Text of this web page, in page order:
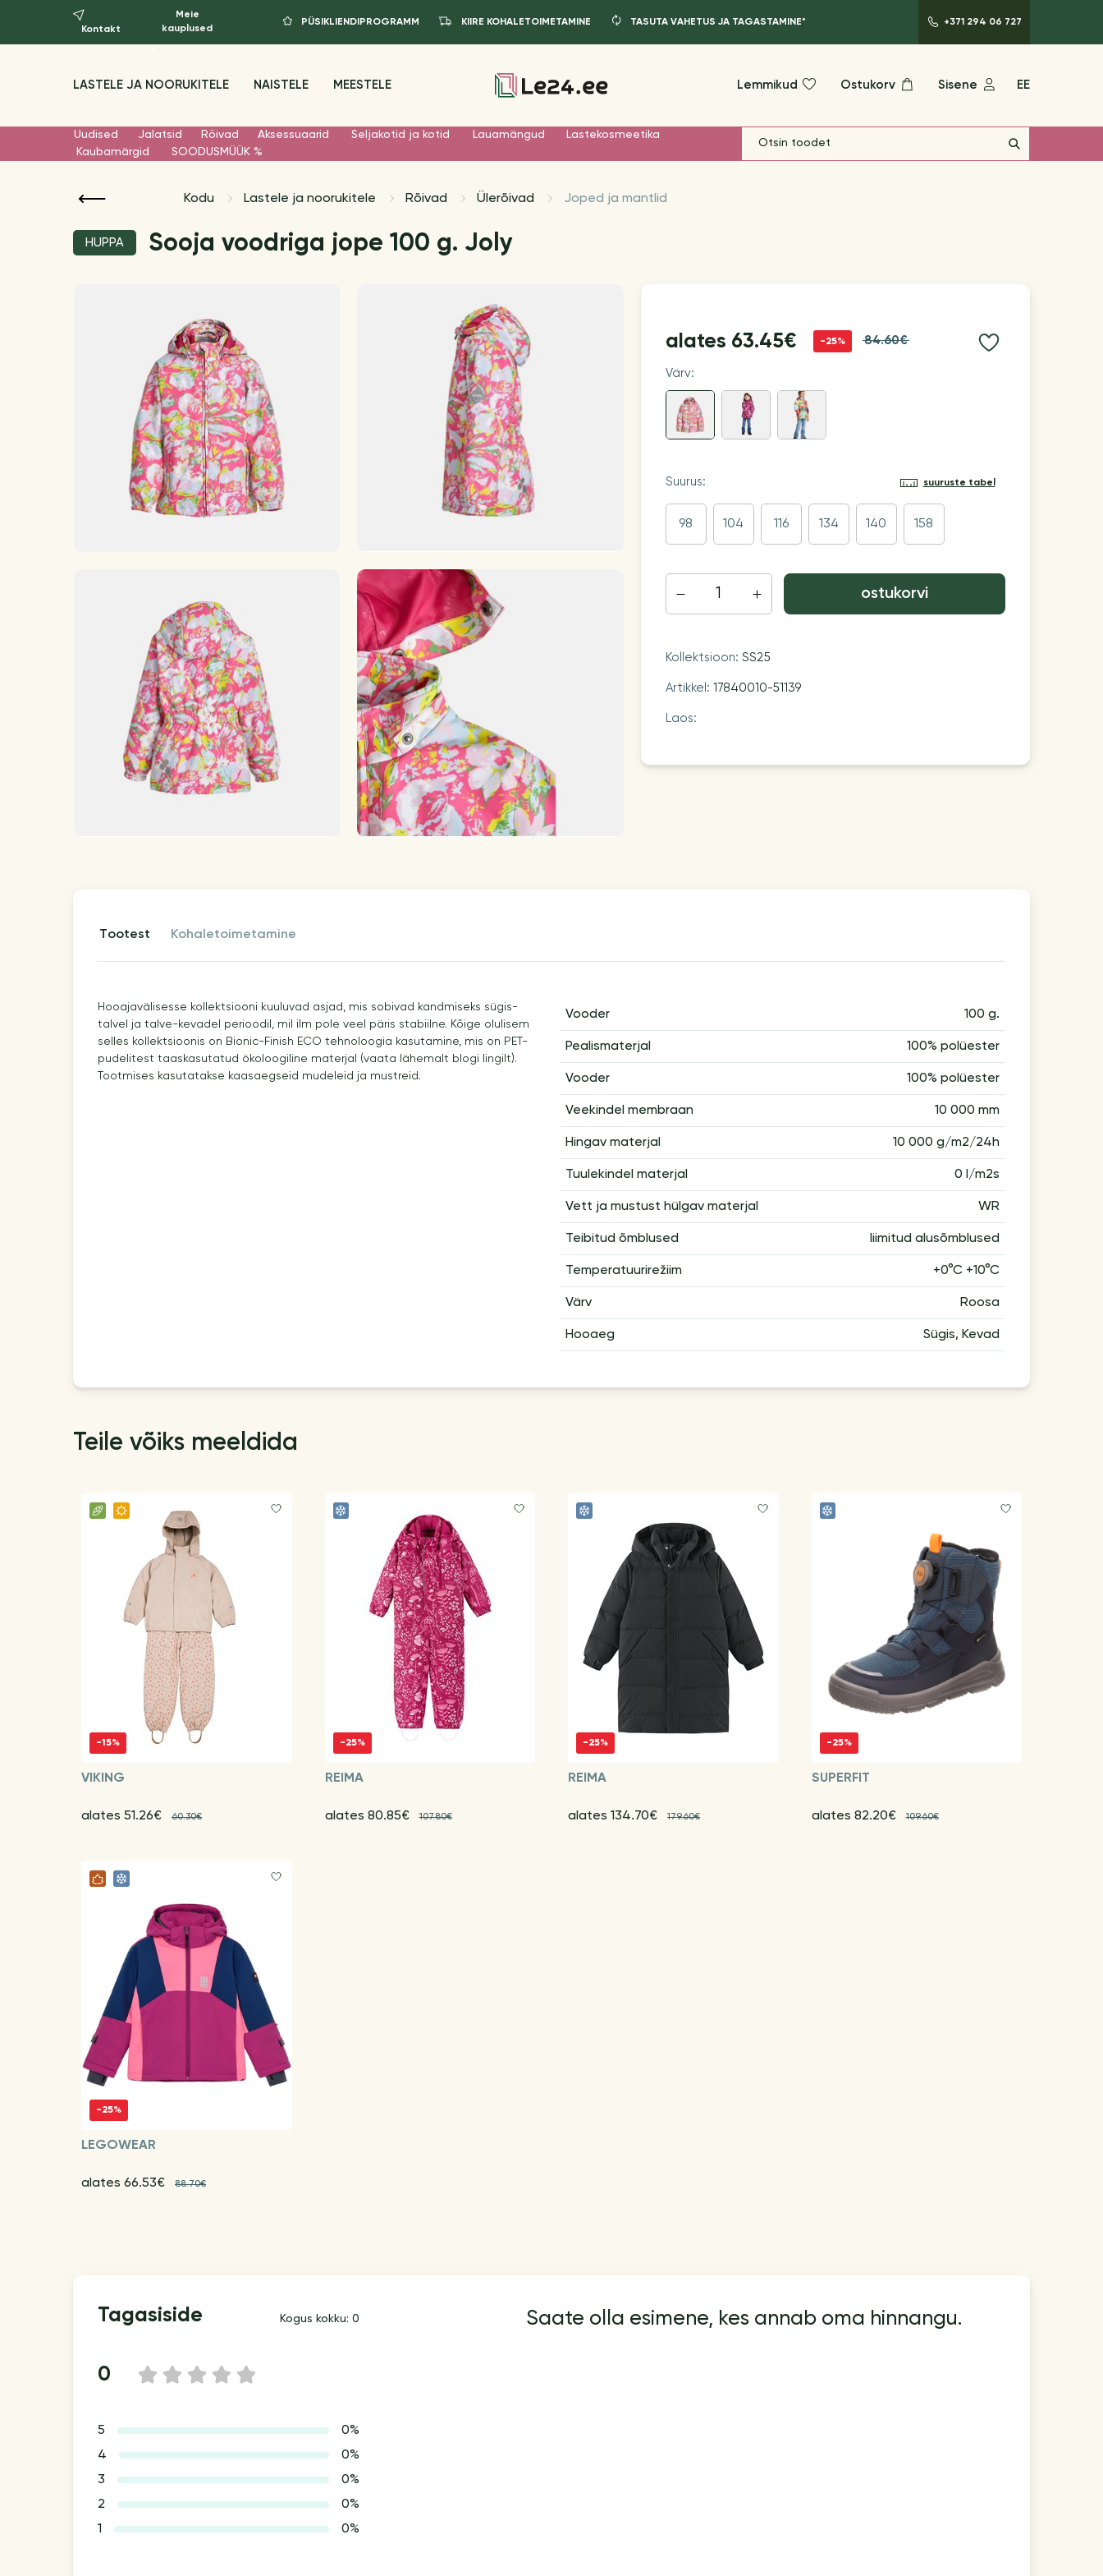
Kontakt
Meie
kauplused
PÜSIKLIENDIPROGRAMM KIIRE KOHALETOIMETAMINE TASUTA VAHETUS JA TAGASTAMINE* +371 294 06 727
LASTELE JA NOORUKITELE NAISTELE MEESTELE Lemmikud Ostukorv Sisene EE
Uudised Jalatsid Rõivad Aksessuaarid Seljakotid ja kotid Lauamängud
Lastekosmeetika
Kaubamärgid
SOODUSMÜÜK %
Kodu Lastele ja noorukitele Rõivad Ülerõivad Joped ja mantlid
HUPPA Sooja voodriga jope 100 g. Joly
alates 63.45€ -25% 84.60€
Värv:
Suurus: suuruste tabel
98 104 116 134 140 158
ostukorvi
Kollektsioon: SS25
Artikkel: 17840010-51139
Laos:
tootest kohaletoimetamine
Hooajavälisesse kollektsiooni kuuluvad asjad, mis sobivad kandmiseks sügis-
talvel ja talve-kevadel perioodil, mil ilm pole veel päris stabiilne. Kõige olulisem
selles kollektsioonis on Bionic-Finish ECO tehnoloogia kasutamine, mis on PET-
pudelitest taaskasutatud ökoloogiline materjal (vaata lähemalt blogi lingilt).
Tootmises kasutatakse kaasaegseid mudeleid ja mustreid.
Vooder 100 g.
Pealismaterjal 100% polüester
Vooder 100% polüester
Veekindel membraan 10 000 mm
Hingav materjal 10 000 g/m2/24h
Tuulekindel materjal 0 l/m2s
Vett ja mustust hülgav materjal WR
Teibitud õmblused liimitud alusõmblused
Temperatuurirežiim +0°C +10°C
Värv Roosa
Hooaeg Sügis, Kevad
Teile võiks meeldida
-15%
VIKING
alates 51.26€ 60.30€
-25%
REIMA
alates 80.85€ 107.80€
-25%
REIMA
alates 134.70€ 179.60€
-25%
SUPERFIT
alates 82.20€ 109.60€
-25%
LEGOWEAR
alates 66.53€ 88.70€
Tagasiside Kogus kokku: 0
0 5
4
3
2
1
5
0%
4
0%
3
0%
2
0%
1
0%
Saate olla esimene, kes annab oma hinnangu.